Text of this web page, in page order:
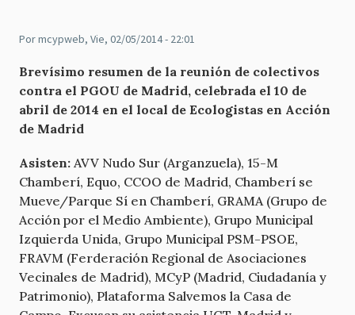
Pormcypweb, Vie, 02/05/2014 - 22:01
Brevísimo resumen de la reunión de colectivos
contra el PGOU de Madrid, celebrada el 10 de
abril de 2014 en el local de Ecologistas en Acción
de Madrid
Asisten: AVV Nudo Sur (Arganzuela), 15-M
Chamberí, Equo, CCOO de Madrid, Chamberí se
Mueve/Parque Sí en Chamberí, GRAMA (Grupo de
Acción por el Medio Ambiente), Grupo Municipal
Izquierda Unida, Grupo Municipal PSM-PSOE,
FRAVM (Ferderación Regional de Asociaciones
Vecinales de Madrid), MCyP (Madrid, Ciudadanía y
Patrimonio), Plataforma Salvemos la Casa de